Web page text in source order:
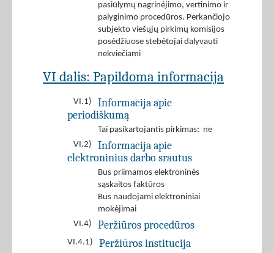
pasiūlymų nagrinėjimo, vertinimo ir
palyginimo procedūros. Perkančiojo
subjekto viešųjų pirkimų komisijos
posėdžiuose stebėtojai dalyvauti
nekviečiami
VI dalis: Papildoma informacija
VI.1)
Informacija apie
periodiškumą
Tai pasikartojantis pirkimas: ne
VI.2)
Informacija apie
elektroninius darbo srautus
Bus priimamos elektroninės
sąskaitos faktūros
Bus naudojami elektroniniai
mokėjimai
VI.4)
Peržiūros procedūros
VI.4.1) Peržiūros institucija